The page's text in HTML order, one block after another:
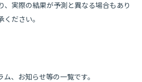
、実際の結果が予測と異なる場合もあり
ださい。
、お知らせ等の一覧です。